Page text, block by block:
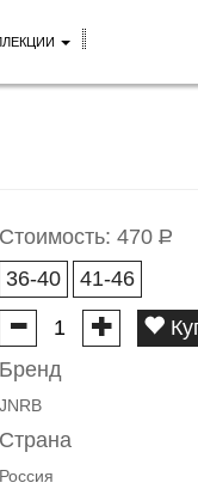
Стоимость: 470 Р
36-40
41-46
Бренд
JNRB
Страна
Россия